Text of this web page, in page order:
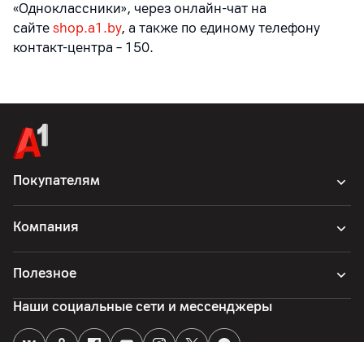
«Одноклассники», через онлайн-чат на
сайте shop.a1.by, а также по единому телефону
контакт-центра – 150.
Покупателям
Компания
Полезное
Наши социальные сети и мессенджеры